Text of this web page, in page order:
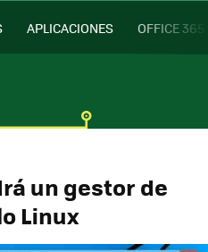
APLICACIONES OFFICE 365
un gestor de
Linux